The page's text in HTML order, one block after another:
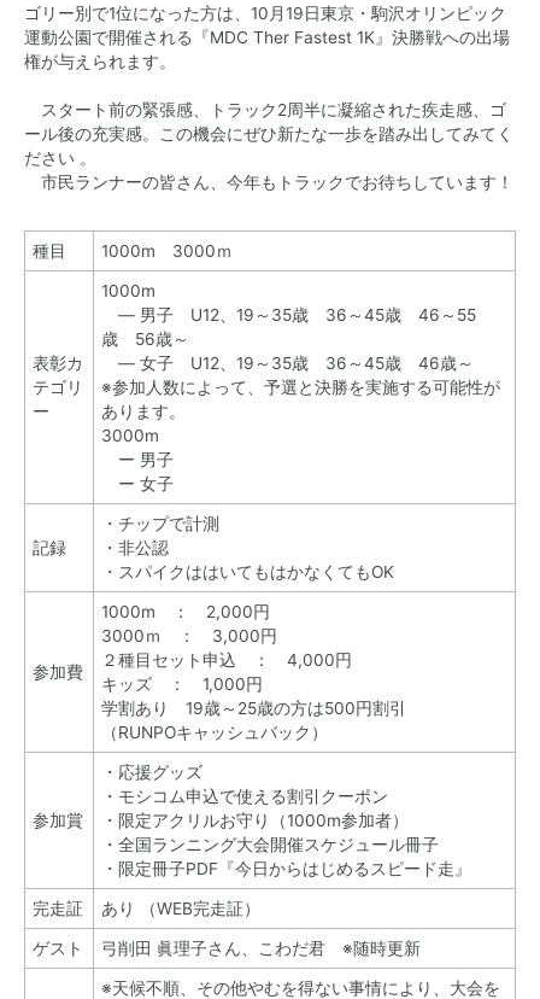
ゴリー別で1位になった方は、10月19日東京・駒沢オリンピック
運動公園で開催される『MDC Ther Fastest 1K』決勝戦への出場
権が与えられます。
スタート前の緊張感、トラック2周半に凝縮された疾走感、ゴ
ール後の充実感。この機会にぜひ新たな一歩を踏み出してみてく
ださい 。
市民ランナーの皆さん、今年もトラックでお待ちしています！
種目 1000m 3000ｍ
表彰カ
テゴリ
ー
1000m
― 男子 U12、19～35歳 36～45歳 46～55
歳 56歳～
― 女子 U12、19～35歳 36～45歳 46歳～
※参加人数によって、予選と決勝を実施する可能性が
あります。
3000m
ー 男子
ー 女子
記録
・チップで計測
・非公認
・スパイクははいてもはかなくてもOK
参加費
1000m ： 2,000円
3000ｍ ： 3,000円
２種目セット申込 ： 4,000円
キッズ ： 1,000円
学割あり 19歳～25歳の方は500円割引
（RUNPOキャッシュバック）
参加賞
・応援グッズ
・モシコム申込で使える割引クーポン
・限定アクリルお守り（1000m参加者）
・全国ランニング大会開催スケジュール冊子
・限定冊子PDF『今日からはじめるスピード走』
完走証 あり （WEB完走証）
ゲスト 弓削田 眞理子さん、こわだ君 ※随時更新
※天候不順、その他やむを得ない事情により、大会を